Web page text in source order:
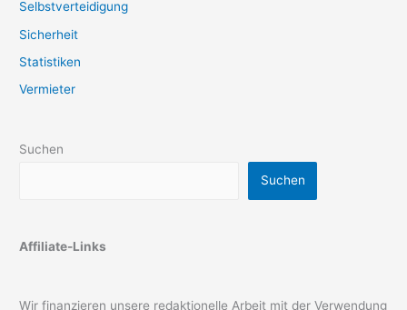
Selbstverteidigung
Sicherheit
Statistiken
Vermieter
Suchen
Suchen
Affiliate-Links
Wir finanzieren unsere redaktionelle Arbeit mit der Verwendung